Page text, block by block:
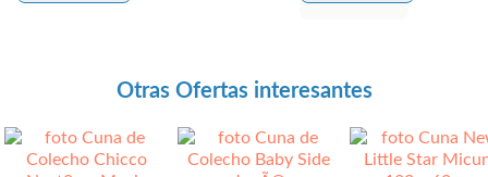
Otras Ofertas interesantes